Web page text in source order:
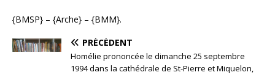
{BMSP} – {Arche} – {BMM}.
PRÉCÉDENT
Homélie prononcée le dimanche 25 septembre
1994 dans la cathédrale de St-Pierre et Miquelon,